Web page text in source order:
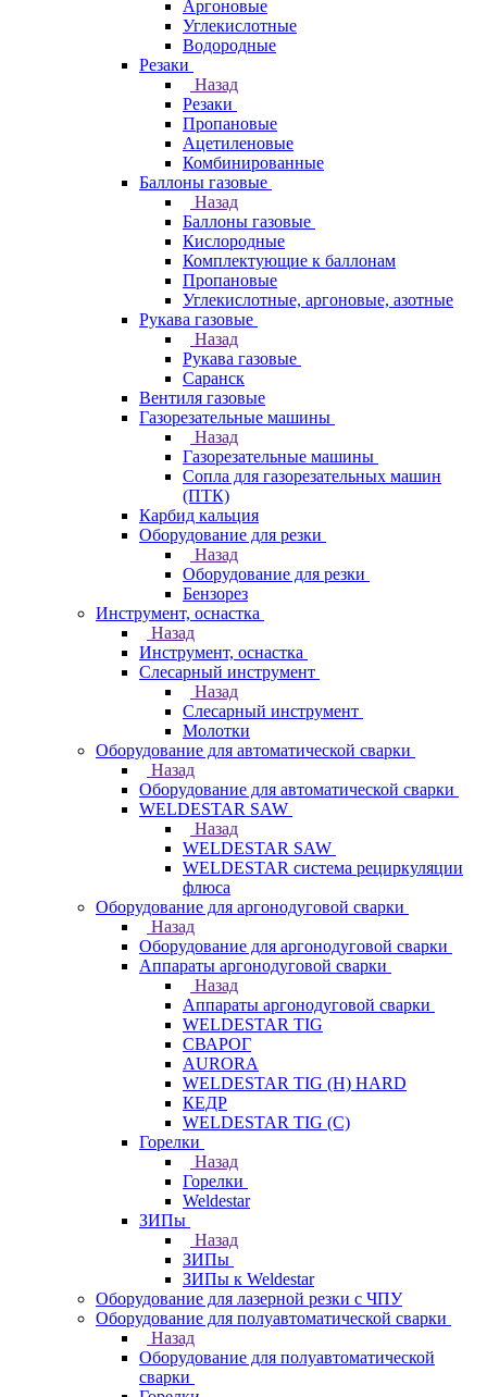
Аргоновые
Углекислотные
Водородные
Резаки
Назад
Резаки
Пропановые
Ацетиленовые
Комбинированные
Баллоны газовые
Назад
Баллоны газовые
Кислородные
Комплектующие к баллонам
Пропановые
Углекислотные, аргоновые, азотные
Рукава газовые
Назад
Рукава газовые
Саранск
Вентиля газовые
Газорезательные машины
Назад
Газорезательные машины
Сопла для газорезательных машин
(ПТК)
Карбид кальция
Оборудование для резки
Назад
Оборудование для резки
Бензорез
Инструмент, оснастка
Назад
Инструмент, оснастка
Слесарный инструмент
Назад
Слесарный инструмент
Молотки
Оборудование для автоматической сварки
Назад
Оборудование для автоматической сварки
WELDESTAR SAW
Назад
WELDESTAR SAW
WELDESTAR система рециркуляции
флюса
Оборудование для аргонодуговой сварки
Назад
Оборудование для аргонодуговой сварки
Аппараты аргонодуговой сварки
Назад
Аппараты аргонодуговой сварки
WELDESTAR TIG
СВАРОГ
AURORA
WELDESTAR TIG (H) HARD
КЕДР
WELDESTAR TIG (С)
Горелки
Назад
Горелки
Weldestar
ЗИПы
Назад
ЗИПы
ЗИПы к Weldestar
Оборудование для лазерной резки с ЧПУ
Оборудование для полуавтоматической сварки
Назад
Оборудование для полуавтоматической
сварки